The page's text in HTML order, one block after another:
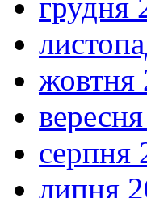
жовтня
серпня
липня